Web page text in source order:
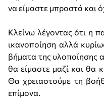
να είμαστε μπροστά και
Κλείνω λέγοντας ότι η
ικανοποίηση αλλά
βήματα της υλοποίησης
θα είμαστε μαζί και θα
Θα χρειαστούμε τη
επίμονα.